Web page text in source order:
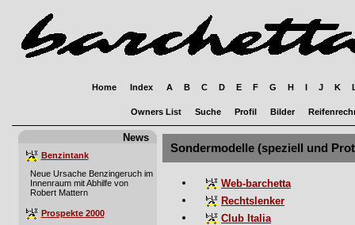
Home Index A B C D E F G H I J K
Owners List Suche Profil Bilder
News
Benzintank
Neue Ursache Benzingeruch im
Innenraum mit Abhilfe von
Robert Mattern
Prospekte 2000
Sondermodelle (speziell und
Web-barchetta
Rechtslenker
Club Italia